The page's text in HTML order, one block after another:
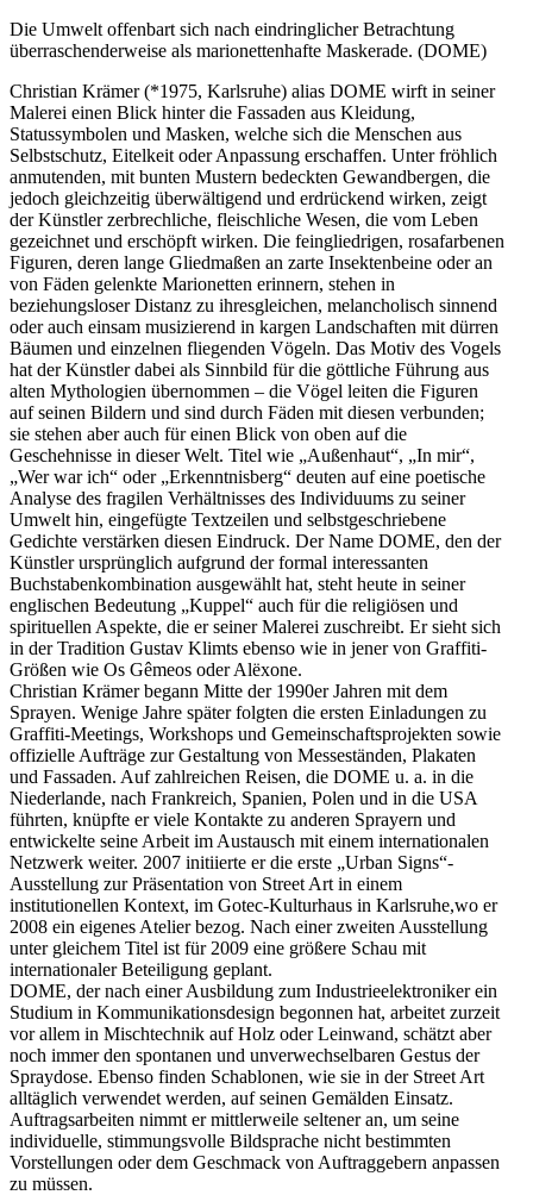
Die Umwelt offenbart sich nach eindringlicher Betrachtung
überraschenderweise als marionettenhafte Maskerade. (DOME)
Christian Krämer (*1975, Karlsruhe) alias DOME wirft in seiner
Malerei einen Blick hinter die Fassaden aus Kleidung,
Statussymbolen und Masken, welche sich die Menschen aus
Selbstschutz, Eitelkeit oder Anpassung erschaffen. Unter fröhlich
anmutenden, mit bunten Mustern bedeckten Gewandbergen, die
jedoch gleichzeitig überwältigend und erdrückend wirken, zeigt
der Künstler zerbrechliche, fleischliche Wesen, die vom Leben
gezeichnet und erschöpft wirken. Die feingliedrigen, rosafarbenen
Figuren, deren lange Gliedmaßen an zarte Insektenbeine oder an
von Fäden gelenkte Marionetten erinnern, stehen in
beziehungsloser Distanz zu ihresgleichen, melancholisch sinnend
oder auch einsam musizierend in kargen Landschaften mit dürren
Bäumen und einzelnen fliegenden Vögeln. Das Motiv des Vogels
hat der Künstler dabei als Sinnbild für die göttliche Führung aus
alten Mythologien übernommen – die Vögel leiten die Figuren
auf seinen Bildern und sind durch Fäden mit diesen verbunden;
sie stehen aber auch für einen Blick von oben auf die
Geschehnisse in dieser Welt. Titel wie „Außenhaut“, „In mir“,
„Wer war ich“ oder „Erkenntnisberg“ deuten auf eine poetische
Analyse des fragilen Verhältnisses des Individuums zu seiner
Umwelt hin, eingefügte Textzeilen und selbstgeschriebene
Gedichte verstärken diesen Eindruck. Der Name DOME, den der
Künstler ursprünglich aufgrund der formal interessanten
Buchstabenkombination ausgewählt hat, steht heute in seiner
englischen Bedeutung „Kuppel“ auch für die religiösen und
spirituellen Aspekte, die er seiner Malerei zuschreibt. Er sieht sich
in der Tradition Gustav Klimts ebenso wie in jener von Graffiti-
Größen wie Os Gêmeos oder Alëxone.
Christian Krämer begann Mitte der 1990er Jahren mit dem
Sprayen. Wenige Jahre später folgten die ersten Einladungen zu
Graffiti-Meetings, Workshops und Gemeinschaftsprojekten sowie
offizielle Aufträge zur Gestaltung von Messeständen, Plakaten
und Fassaden. Auf zahlreichen Reisen, die DOME u. a. in die
Niederlande, nach Frankreich, Spanien, Polen und in die USA
führten, knüpfte er viele Kontakte zu anderen Sprayern und
entwickelte seine Arbeit im Austausch mit einem internationalen
Netzwerk weiter. 2007 initiierte er die erste „Urban Signs“-
Ausstellung zur Präsentation von Street Art in einem
institutionellen Kontext, im Gotec-Kulturhaus in Karlsruhe,wo er
2008 ein eigenes Atelier bezog. Nach einer zweiten Ausstellung
unter gleichem Titel ist für 2009 eine größere Schau mit
internationaler Beteiligung geplant.
DOME, der nach einer Ausbildung zum Industrieelektroniker ein
Studium in Kommunikationsdesign begonnen hat, arbeitet zurzeit
vor allem in Mischtechnik auf Holz oder Leinwand, schätzt aber
noch immer den spontanen und unverwechselbaren Gestus der
Spraydose. Ebenso finden Schablonen, wie sie in der Street Art
alltäglich verwendet werden, auf seinen Gemälden Einsatz.
Auftragsarbeiten nimmt er mittlerweile seltener an, um seine
individuelle, stimmungsvolle Bildsprache nicht bestimmten
Vorstellungen oder dem Geschmack von Auftraggebern anpassen
zu müssen.